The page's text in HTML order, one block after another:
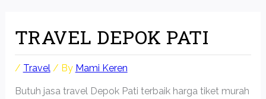
TRAVEL DEPOK PATI
/ Travel/ By Mami Keren
Butuh jasa travel Depok Pati terbaik harga tiket murah